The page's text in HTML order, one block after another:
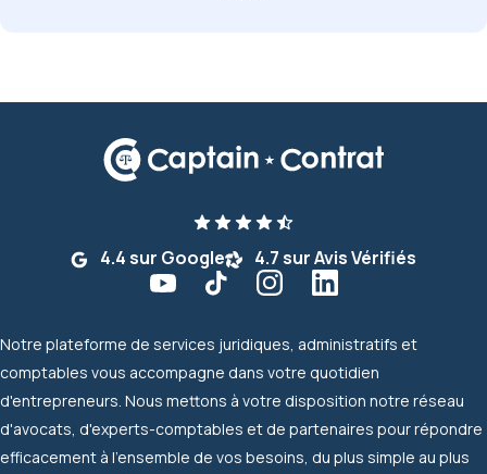
4.4 sur Google 4.7 sur Avis Vérifiés
Notre plateforme de services juridiques, administratifs et
comptables vous accompagne dans votre quotidien
d'entrepreneurs. Nous mettons à votre disposition notre réseau
d'avocats, d'experts-comptables et de partenaires pour répondre
efficacement à l'ensemble de vos besoins, du plus simple au plus